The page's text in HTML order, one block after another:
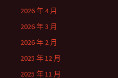
2026 年 4 月
2026 年 3 月
2026 年 2 月
2025 年 12 月
2025 年 11 月